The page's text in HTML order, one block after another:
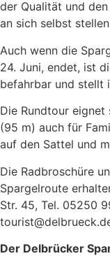
der Qualität und
an sich selbst
Auch wenn die
24. Juni, endet, ist
befahrbar und stellt
Die Rundtour
(95 m) auch für
auf den Sattel und
Die Radbroschüre
Spargelroute
Str. 45, Tel. 05250
Der Delbrücker